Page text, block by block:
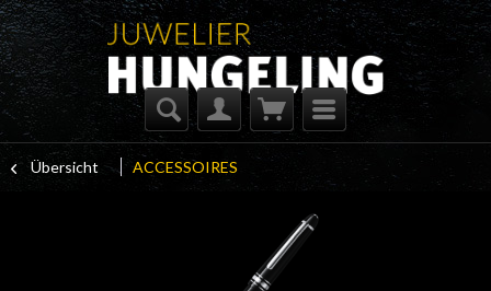
Übersicht ACCESSOIRES